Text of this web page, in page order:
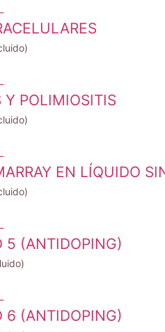
Y POLIMIOSITIS
EN LÍQUIDO
5 (ANTIDOPING)
6 (ANTIDOPING)